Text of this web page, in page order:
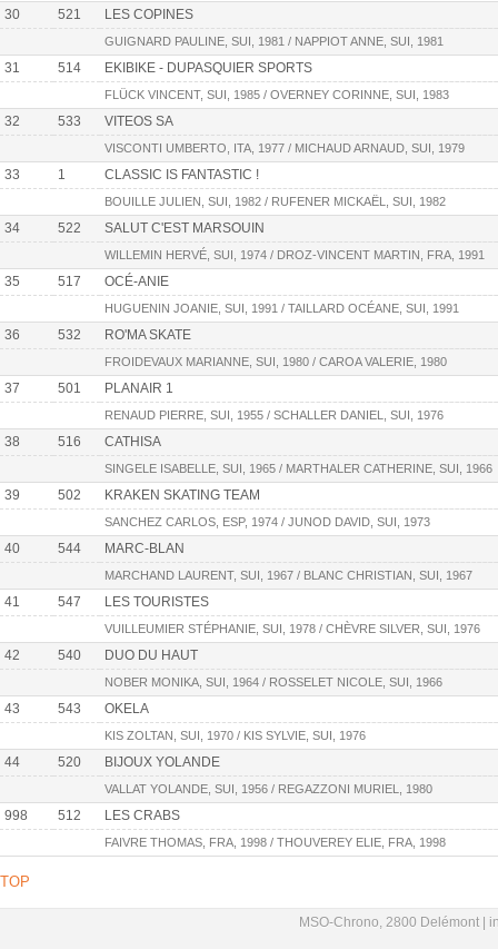
30 521 LES COPINES
GUIGNARD PAULINE, SUI, 1981 / NAPPIOT ANNE, SUI, 1981
31 514 EKIBIKE - DUPASQUIER SPORTS
FLÜCK VINCENT, SUI, 1985 / OVERNEY CORINNE, SUI, 1983
32 533 VITEOS SA
VISCONTI UMBERTO, ITA, 1977 / MICHAUD ARNAUD, SUI, 1979
33 1 CLASSIC IS FANTASTIC !
BOUILLE JULIEN, SUI, 1982 / RUFENER MICKAËL, SUI, 1982
34 522 SALUT C'EST MARSOUIN
WILLEMIN HERVÉ, SUI, 1974 / DROZ-VINCENT MARTIN, FRA, 1991
35 517 OCÉ-ANIE
HUGUENIN JOANIE, SUI, 1991 / TAILLARD OCÉANE, SUI, 1991
36 532 RO'MA SKATE
FROIDEVAUX MARIANNE, SUI, 1980 / CAROA VALERIE, 1980
37 501 PLANAIR 1
RENAUD PIERRE, SUI, 1955 / SCHALLER DANIEL, SUI, 1976
38 516 CATHISA
SINGELE ISABELLE, SUI, 1965 / MARTHALER CATHERINE, SUI, 1966
39 502 KRAKEN SKATING TEAM
SANCHEZ CARLOS, ESP, 1974 / JUNOD DAVID, SUI, 1973
40 544 MARC-BLAN
MARCHAND LAURENT, SUI, 1967 / BLANC CHRISTIAN, SUI, 1967
41 547 LES TOURISTES
VUILLEUMIER STÉPHANIE, SUI, 1978 / CHÈVRE SILVER, SUI, 1976
42 540 DUO DU HAUT
NOBER MONIKA, SUI, 1964 / ROSSELET NICOLE, SUI, 1966
43 543 OKELA
KIS ZOLTAN, SUI, 1970 / KIS SYLVIE, SUI, 1976
44 520 BIJOUX YOLANDE
VALLAT YOLANDE, SUI, 1956 / REGAZZONI MURIEL, 1980
998 512 LES CRABS
FAIVRE THOMAS, FRA, 1998 / THOUVEREY ELIE, FRA, 1998
TOP
MSO-Chrono, 2800 Delémont |